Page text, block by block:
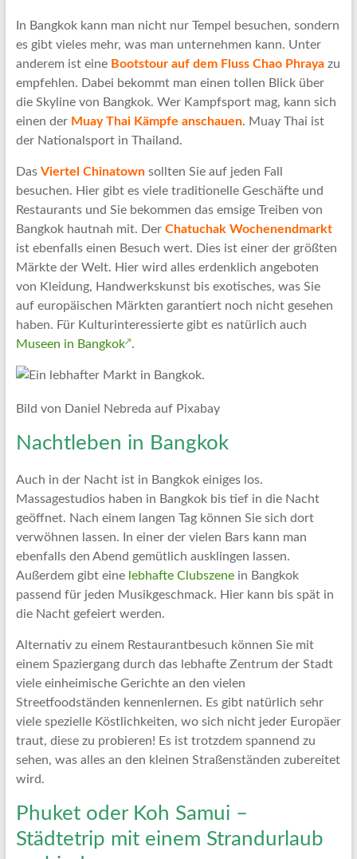
In Bangkok kann man nicht nur Tempel besuchen, sondern
es gibt vieles mehr, was man unternehmen kann. Unter
anderem ist eine Bootstour auf dem Fluss Chao Phraya zu
empfehlen. Dabei bekommt man einen tollen Blick über
die Skyline von Bangkok. Wer Kampfsport mag, kann sich
einen der Muay Thai Kämpfe anschauen. Muay Thai ist
der Nationalsport in Thailand.
Das Viertel Chinatownsollten Sie auf jeden Fall
besuchen. Hier gibt es viele traditionelle Geschäfte und
Restaurants und Sie bekommen das emsige Treiben von
Bangkok hautnah mit. Der Chatuchak Wochenendmarkt
ist ebenfalls einen Besuch wert. Dies ist einer der größten
Märkte der Welt. Hier wird alles erdenklich angeboten
von Kleidung, Handwerkskunst bis exotisches, was Sie
auf europäischen Märkten garantiert noch nicht gesehen
haben. Für Kulturinteressierte gibt es natürlich auch
Museen in Bangkok .
Bild von Daniel Nebreda auf Pixabay
Nachtleben in Bangkok
Auch in der Nacht ist in Bangkok einiges los.
Massagestudios haben in Bangkok bis tief in die Nacht
geöffnet. Nach einem langen Tag können Sie sich dort
verwöhnen lassen. In einer der vielen Bars kann man
ebenfalls den Abend gemütlich ausklingen lassen.
Außerdem gibt eine lebhafte Clubszenein Bangkok
passend für jeden Musikgeschmack. Hier kann bis spät in
die Nacht gefeiert werden.
Alternativ zu einem Restaurantbesuch können Sie mit
einem Spaziergang durch das lebhafte Zentrum der Stadt
viele einheimische Gerichte an den vielen
Streetfoodständen kennenlernen. Es gibt natürlich sehr
viele spezielle Köstlichkeiten, wo sich nicht jeder Europäer
traut, diese zu probieren! Es ist trotzdem spannend zu
sehen, was alles an den kleinen Straßenständen zubereitet
wird.
Phuket oder Koh Samui –
Städtetrip mit einem Strandurlaub